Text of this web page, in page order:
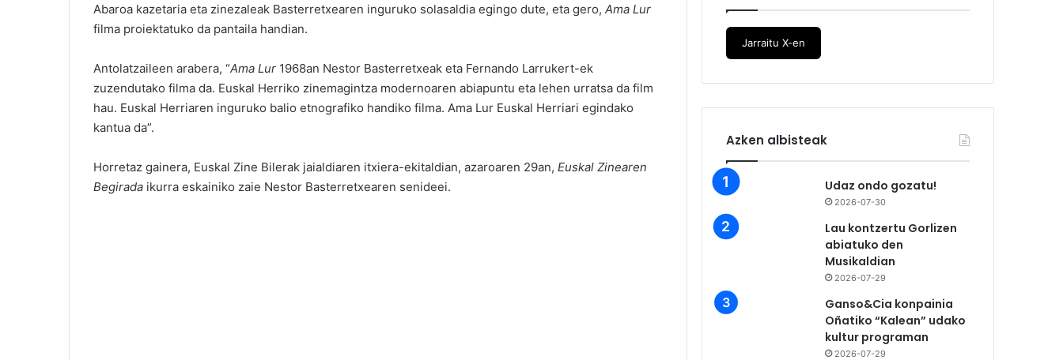
Abaroa kazetaria eta zinezaleak Basterretxearen inguruko solasaldia egingo dute, eta gero, Ama Lur
filma proiektatuko da pantaila handian.
Antolatzaileen arabera, “Ama Lur 1968an Nestor Basterretxeak eta Fernando Larrukert-ek
zuzendutako filma da. Euskal Herriko zinemagintza modernoaren abiapuntu eta lehen urratsa da film
hau. Euskal Herriaren inguruko balio etnografiko handiko filma. Ama Lur Euskal Herriari egindako
kantua da”.
Horretaz gainera, Euskal Zine Bilerak jaialdiaren itxiera-ekitaldian, azaroaren 29an, Euskal Zinearen
Begirada ikurra eskainiko zaie Nestor Basterretxearen senideei.
Jarraitu X-en
Azken albisteak
Udaz ondo gozatu!
2026-07-30
Lau kontzertu Gorlizen
abiatuko den
Musikaldian
2026-07-29
Ganso&Cia konpainia
Oñatiko “Kalean” udako
kultur programan
2026-07-29